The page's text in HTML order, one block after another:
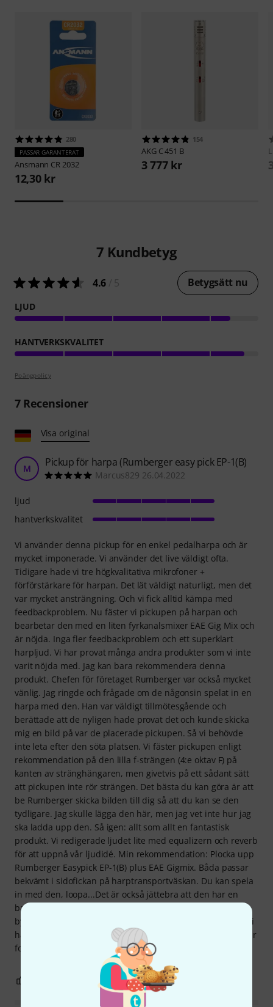
280
PASSAR GARANTERAT
Ansmann CR 2032
12,30 kr
154
AKG C 451 B
3 777 kr
7 Kundbetyg
4.6 Betygsätt nu
LJUD
HANTVERKSKVALITET
Poängpolicy
7Recensioner
Visa original
M Pickup för harpa (Rumberger easy pick EP-1(B)
Marcus829 26.04.2022
Vi använder denna pickup för en enkel pedalharpa och är
mycket imponerade. Vi använder det live väldigt ofta.
Tidigare hade vi tre högkvalitativa mikrofoner +
förförstärkare för harpan. Det lät väldigt naturligt, men det
var mycket ansträngning. Och vi fick alltid kämpa med
feedbackproblem. Nu fäster vi pickupen på harpan och
bearbetar den med en liten fyrkanalsmixer EAE Gig Mix och
är nöjda. Inga fler feedbackproblem och ett superklart
harpljud. Vi har provat många andra produkter som vi inte
varit nöjda med. Jag kan bara rekommendera denna
produkt. Chefen för företaget Rumberger var också mycket
vänlig. Jag ringde och frågade om de någonsin spelat in en
harpa med den. Han var väldigt tillmötesgående och
berättade att de nyligen hade provat det och kunde skicka
mig en bild på var de placerade pickupen. Så vi behövde
inte leta efter den söta platsen. Vi fäster pickupen enligt
rekommendation på den lilla f-strängen (4:e oktav F) på
kanten av stränghängaren, men givetvis på ett sådant sätt
att pickupen inte rör strängen. Det bästa du kan göra är att
be Rumberger skicka bilden till dig så att du kan se den
tydligare. Jag skulle lägga den här, men jag vet inte hur jag
ska ladda upp den. Så igen: allt som allt en fantastisk
produkt. Vi redigerade ljudet lite med equalizern och reverb
för att uppnå vår ljudidé. Min rekommendation: Plocka upp
Rumberger Easypick EP-1(B) plus EAE Gigmix. Båda passar
bekvämt i sidofickan på harptransportväskan. Du kan spela
in med den, loopa...Det är också jättebra att den har en
batteriindikator så att du kan se när batteriet behöver
bytas. Batterifackets lock kan enkelt öppnas utan verktyg. Vi
har använt pickupen i många timmar och batteristatusen är
fortfarande grön.
ljud
hantverkskvalitet
ANMÄL RECENSION